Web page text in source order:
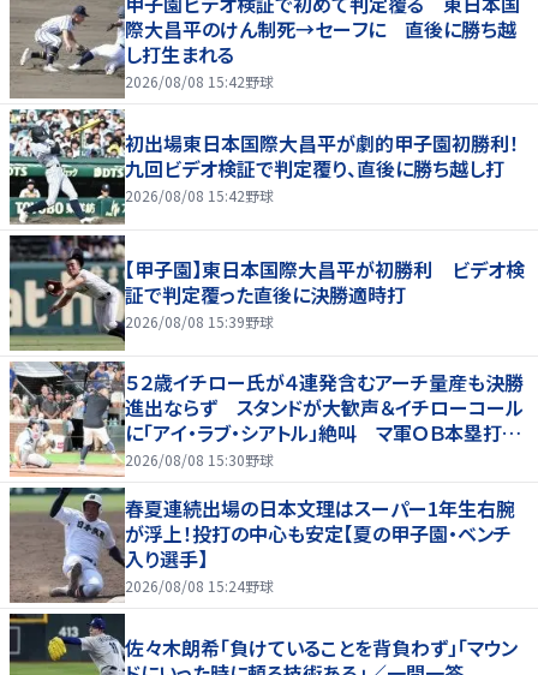
際大昌平のけん制死→セーフに 直後に勝ち越
し打生まれる
2026/08/08 15:42野球
初出場東日本国際大昌平が劇的甲子園初勝利！
九回ビデオ検証で判定覆り、直後に勝ち越し打
2026/08/08 15:42野球
【甲子園】東日本国際大昌平が初勝利 ビデオ検
証で判定覆った直後に決勝適時打
2026/08/08 15:39野球
５２歳イチロー氏が４連発含むアーチ量産も決勝
進出ならず スタンドが大歓声＆イチローコール
に「アイ・ラブ・シアトル」絶叫 マ軍ＯＢ本塁打競
争に登場
2026/08/08 15:30野球
春夏連続出場の日本文理はスーパー1年生右腕
が浮上！投打の中心も安定【夏の甲子園・ベンチ
入り選手】
2026/08/08 15:24野球
佐々木朗希「負けていることを背負わず」「マウン